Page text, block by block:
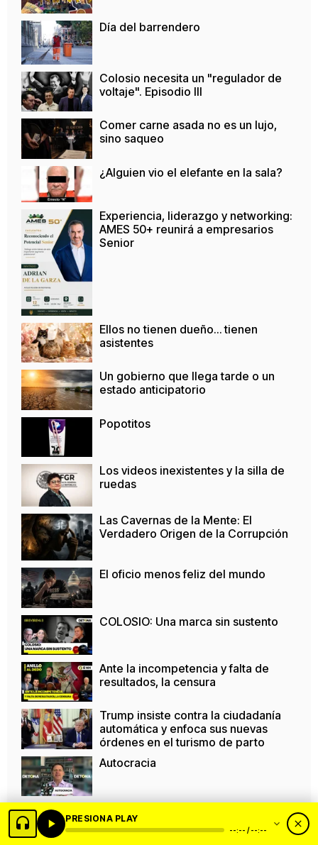
Día del barrendero
Colosio necesita un "regulador de
voltaje". Episodio III
Comer carne asada no es un lujo,
sino saqueo
¿Alguien vio el elefante en la sala?
Experiencia, liderazgo y networking:
AMES 50+ reunirá a empresarios
Senior
Ellos no tienen dueño… tienen
asistentes
Un gobierno que llega tarde o un
estado anticipatorio
Popotitos
Los videos inexistentes y la silla de
ruedas
Las Cavernas de la Mente: El
Verdadero Origen de la Corrupción
El oficio menos feliz del mundo
COLOSIO: Una marca sin sustento
Ante la incompetencia y falta de
resultados, la censura
Trump insiste contra la ciudadanía
automática y enfoca sus nuevas
órdenes en el turismo de parto
Autocracia
usurpación de las audiencias
PRESIONA PLAY
--:-- / --:--